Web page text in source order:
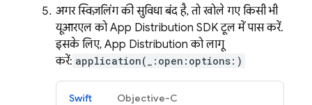
अगर स्विज़लिंग की सुविधा बंद है, तो खोले गए किसी भी
यूआरएल कोApp Distribution SDK टूल में पास करें.
इसके लिए, App Distribution को लागू
करें: application(_:open:options:)
Swift Objective-C